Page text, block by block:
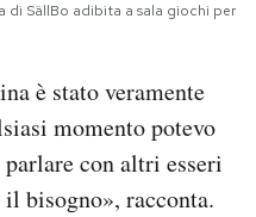
di SällBo adibita a sala giochi per
è stato veramente
momento potevo
con altri esseri
bisogno», racconta.